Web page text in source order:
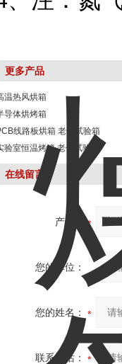
更多产品
温热风烘箱
导体烘烤箱
线路板烘箱 老化试验箱
验室恒温烤箱 老化试验箱
在线留言
产品：
您的单位：
您的姓名：
联系电话：